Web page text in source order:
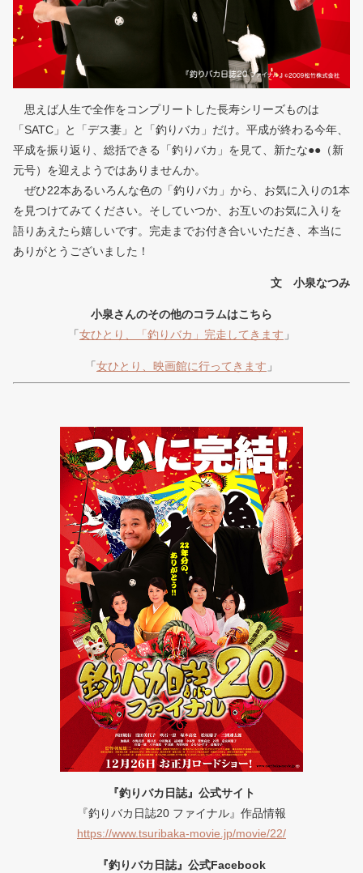
思えば人生で全作をコンプリートした長寿シリーズものは
「SATC」と「デス妻」と「釣りバカ」だけ。平成が終わる今年、
平成を振り返り、総括できる「釣りバカ」を見て、新たな●●（新
元号）を迎えようではありませんか。
ぜひ22本あるいろんな色の「釣りバカ」から、お気に入りの1本
を見つけてみてください。そしていつか、お互いのお気に入りを
語りあえたら嬉しいです。完走までお付き合いいただき、本当に
ありがとうございました！
文 小泉なつみ
小泉さんのその他のコラムはこちら
「女ひとり、「釣りバカ」完走してきます 」
「女ひとり、映画館に行ってきます 」
『釣りバカ日誌』公式サイト
『釣りバカ日誌20 ファイナル』作品情報
https://www.tsuribaka-movie.jp/movie/22/
『釣りバカ日誌』公式Facebook